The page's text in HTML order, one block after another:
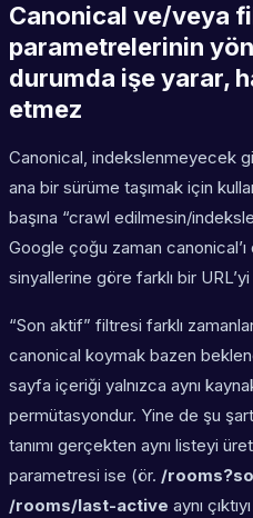
Canonical ve/veya
parametrelerinin
durumda işe yarar,
etmez
Canonical, indekslenmeyecek
ana bir sürüme taşımak için
başına “crawl edilmesin/
Google çoğu zaman
sinyallerine göre farklı bir
“Son aktif” filtresi farklı
canonical koymak bazen
sayfa içeriği yalnızca aynı
permütasyondur. Yine de şu
tanımı gerçekten aynı listeyi
parametresi ise (ör. /
/rooms/last-active aynı